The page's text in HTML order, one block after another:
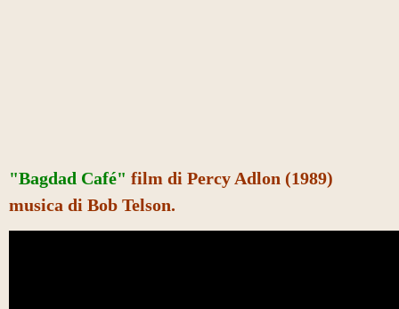
"Bagdad Café" film di Percy Adlon (1989)
musica di Bob Telson.